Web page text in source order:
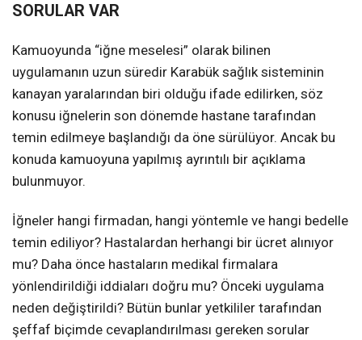
SORULAR VAR
Kamuoyunda “iğne meselesi” olarak bilinen
uygulamanın uzun süredir Karabük sağlık sisteminin
kanayan yaralarından biri olduğu ifade edilirken, söz
konusu iğnelerin son dönemde hastane tarafından
temin edilmeye başlandığı da öne sürülüyor. Ancak bu
konuda kamuoyuna yapılmış ayrıntılı bir açıklama
bulunmuyor.
İğneler hangi firmadan, hangi yöntemle ve hangi bedelle
temin ediliyor? Hastalardan herhangi bir ücret alınıyor
mu? Daha önce hastaların medikal firmalara
yönlendirildiği iddiaları doğru mu? Önceki uygulama
neden değiştirildi? Bütün bunlar yetkililer tarafından
şeffaf biçimde cevaplandırılması gereken sorular